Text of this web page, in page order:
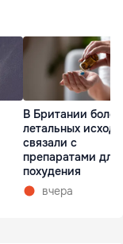
В Британии
летальных
связали с
препаратами для
похудения
вчера